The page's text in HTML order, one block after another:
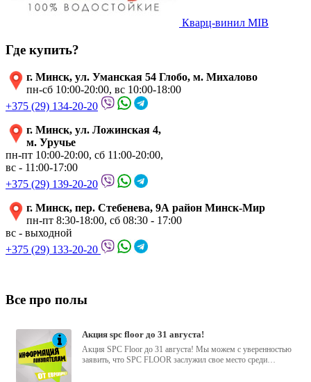
Кварц-винил MIB
Где купить?
г. Минск, ул. Уманская 54 Глобо, м. Михалово
пн-сб 10:00-20:00, вс 10:00-18:00
+375 (29) 134-20-20
г. Минск, ул. Ложинская 4,
м. Уручье
пн-пт 10:00-20:00, сб 11:00-20:00,
вс - 11:00-17:00
+375 (29) 139-20-20
г. Минск, пер. Стебенева, 9А район Минск-Мир
пн-пт 8:30-18:00, сб 08:30 - 17:00
вс - выходной
+375 (29) 133-20-20
Все про полы
акция spc floor до 31 августа!
Акция SPC Floor до 31 августа! Мы можем с уверенностью
заявить, что SPC FLOOR заслужил свое место среди